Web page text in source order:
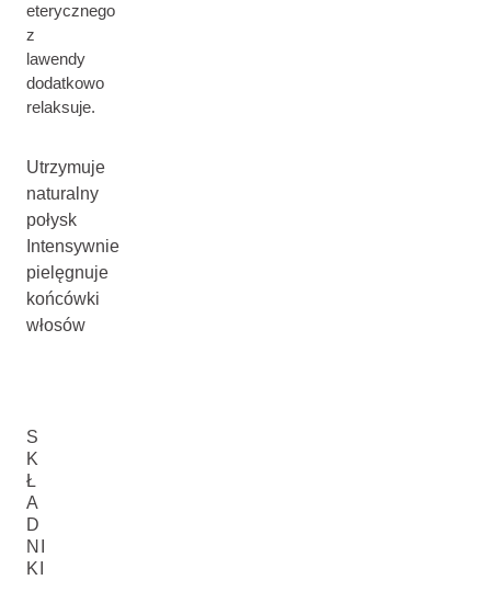
eterycznego
z
lawendy
dodatkowo
relaksuje.
Utrzymuje
naturalny
połysk
Intensywnie
pielęgnuje
końcówki
włosów
S
K
Ł
A
D
NI
KI